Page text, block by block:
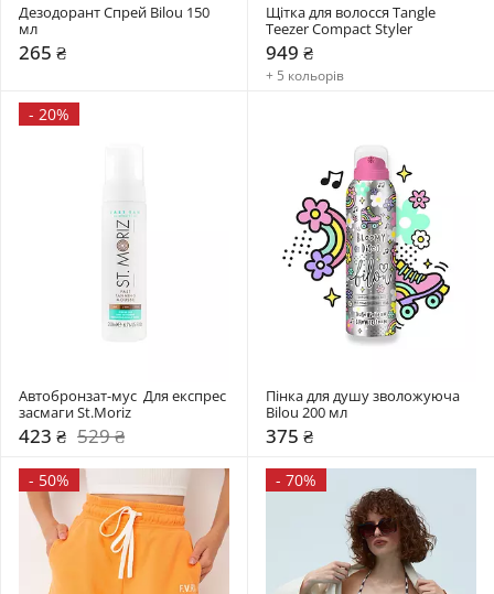
Дезодорант Спрей Bilou 150
265 ₴
Щітка для волосся Tangle
Teezer Compact Styler
949 ₴
+ 5 кольорів
- 20%
Автобронзат-мус  Для експрес
засмаги St.Moriz
423 ₴ 529 ₴
Пінка для душу зволожуюча
Bilou 200 мл
375 ₴
- 50% - 70%